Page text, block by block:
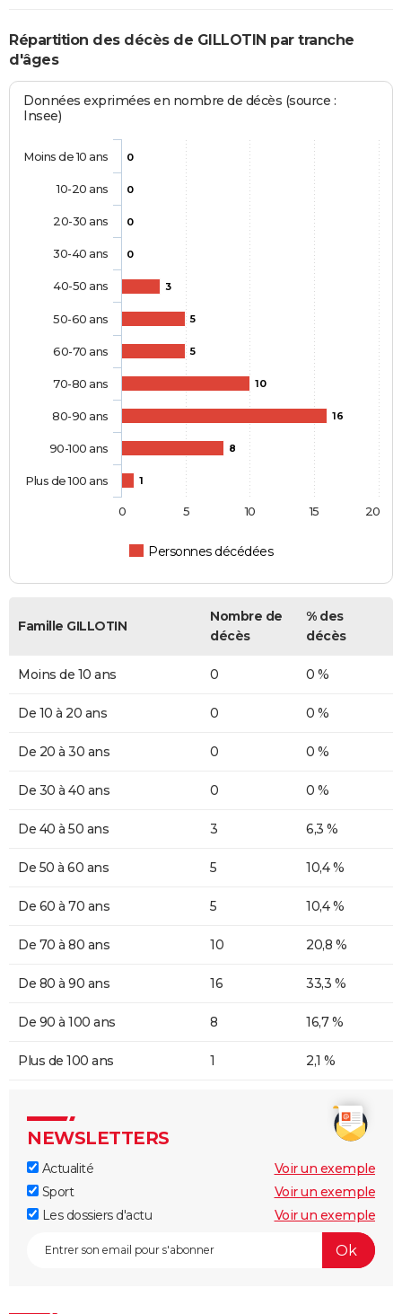
Répartition des décès de GILLOTIN par tranche
d'âges
Données exprimées en nombre de décès (source :
Insee)
0
0
0
0
3
5
5
10
16
8
1
Personnes décédées
Moins de 10 ans
10-20 ans
20-30 ans
30-40 ans
40-50 ans
50-60 ans
60-70 ans
70-80 ans
80-90 ans
90-100 ans
Plus de 100 ans
0 5 10 15 20
Famille GILLOTIN
Nombre de
décès
% des
décès
Moins de 10 ans 0 0 %
De 10 à 20 ans 0 0 %
De 20 à 30 ans 0 0 %
De 30 à 40 ans 0 0 %
De 40 à 50 ans 3 6,3 %
De 50 à 60 ans 5 10,4 %
De 60 à 70 ans 5 10,4 %
De 70 à 80 ans 10 20,8 %
De 80 à 90 ans 16 33,3 %
De 90 à 100 ans 8 16,7 %
Plus de 100 ans 1 2,1 %
NEWSLETTERS
Actualité
Voir un exemple
Sport
Voir un exemple
Les dossiers d'actu
Voir un exemple